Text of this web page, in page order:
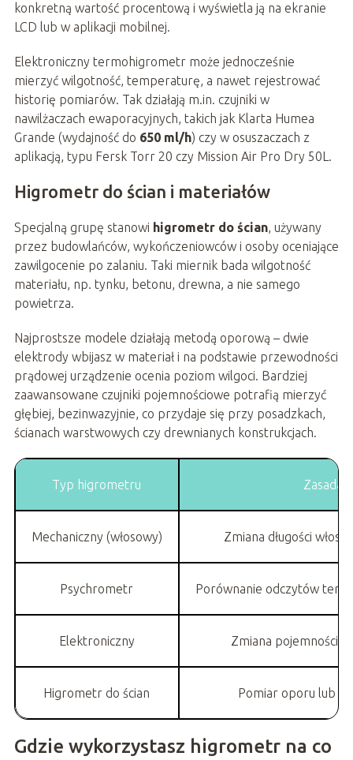
konkretną wartość procentową i wyświetla ją na ekranie
LCD lub w aplikacji mobilnej.
Elektroniczny termohigrometr może jednocześnie
mierzyć wilgotność, temperaturę, a nawet rejestrować
historię pomiarów. Tak działają m.in. czujniki w
nawilżaczach ewaporacyjnych, takich jak Klarta Humea
Grande (wydajność do 650 ml/h) czy w osuszaczach z
aplikacją, typu Fersk Torr 20 czy Mission Air Pro Dry 50L.
Higrometr do ścian i materiałów
Specjalną grupę stanowi higrometr do ścian, używany
przez budowlańców, wykończeniowców i osoby oceniające
zawilgocenie po zalaniu. Taki miernik bada wilgotność
materiału, np. tynku, betonu, drewna, a nie samego
powietrza.
Najprostsze modele działają metodą oporową – dwie
elektrody wbijasz w materiał i na podstawie przewodności
prądowej urządzenie ocenia poziom wilgoci. Bardziej
zaawansowane czujniki pojemnościowe potrafią mierzyć
głębiej, bezinwazyjnie, co przydaje się przy posadzkach,
ścianach warstwowych czy drewnianych konstrukcjach.
Typ higrometru Zasada
Mechaniczny (włosowy) Zmiana długości
Psychrometr Porównanie odczytów
Elektroniczny Zmiana pojemności
Higrometr do ścian Pomiar oporu lub
Gdzie wykorzystasz higrometr na co